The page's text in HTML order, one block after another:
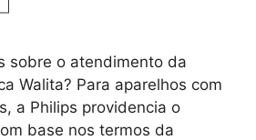
sobre o atendimento da
Walita? Para aparelhos com
a Philips providencia o
base nos termos da